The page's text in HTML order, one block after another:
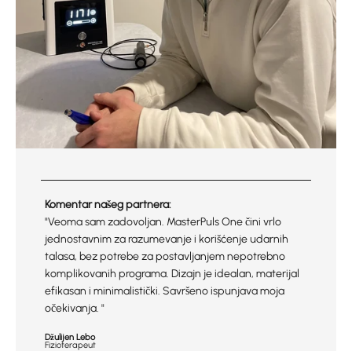
Komentar našeg partnera:
"Veoma sam zadovoljan. MasterPuls One čini vrlo
jednostavnim za razumevanje i korišćenje udarnih
talasa, bez potrebe za postavljanjem nepotrebno
komplikovanih programa. Dizajn je idealan, materijal
efikasan i minimalistički. Savršeno ispunjava moja
očekivanja. "
Džulijen Lebo
Fizioterapeut